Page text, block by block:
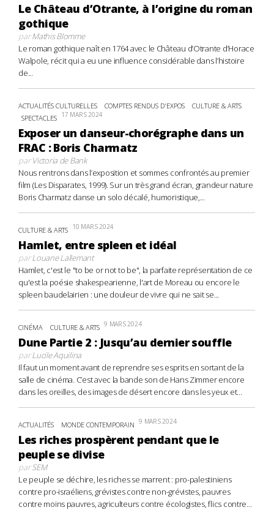
Le Château d’Otrante, à l’origine du roman
gothique
parMathis Blomme
Le roman gothique naît en 1764 avec le Château d’Otrante d’Horace
Walpole, récit qui a eu une influence considérable dans l’histoire
de...
ACTUALITÉS CULTURELLES COMPTES RENDUS D'EXPOS
CULTURE & ARTS
SPECTACLES 17 MARS 2024
Exposer un danseur-chorégraphe dans un
FRAC : Boris Charmatz
parVictoria de Bank
Nous rentrons dans l’exposition et sommes confrontés au premier
film (Les Disparates, 1999). Sur un très grand écran, grandeur nature
Boris Charmatz danse un solo décalé, humoristique,...
CULTURE & ARTS 10 MARS 2024
Hamlet, entre spleen et idéal
parLouane Lallemant
Hamlet, c'est le "to be or not to be", la parfaite représentation de ce
qu'est la poésie shakespearienne, l'art de Moreau ou encore le
spleen baudelairien : une douleur de vivre qui ne sait se...
CINÉMA CULTURE & ARTS 9 MARS 2024
Dune Partie 2 : Jusqu’au dernier souffle
parLucile Aquilina
Il faut un moment avant de reprendre ses esprits en sortant de la
salle de cinéma. C’est avec la bande son de Hans Zimmer encore
dans les oreilles, des images de désert encore dans les yeux et...
ACTUALITÉS MONDE CONTEMPORAIN 9 MARS 2024
Les riches prospèrent pendant que le
peuple se divise
parSEM
Le peuple se déchire, les riches se marrent : pro-palestiniens
contre pro-israéliens, grévistes contre non-grévistes, pauvres
contre moins pauvres, agriculteurs contre écologistes, flics contre...